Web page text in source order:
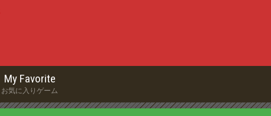
My Favorite
お気に入りゲーム